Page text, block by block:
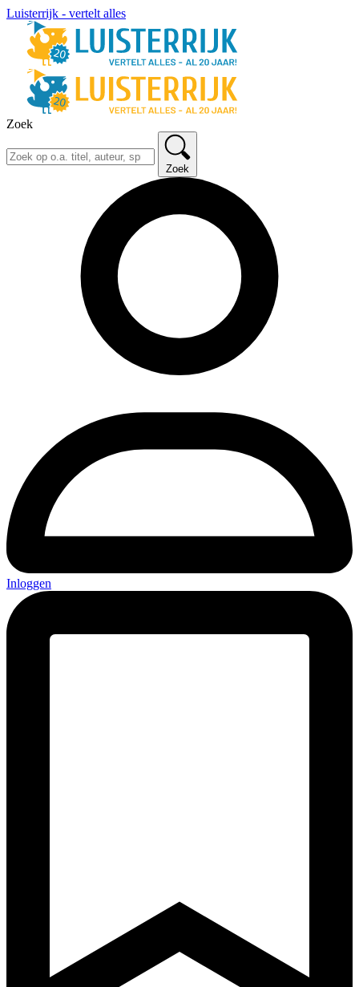
Luisterrijk - vertelt alles
Zoek
Zoek
Inloggen